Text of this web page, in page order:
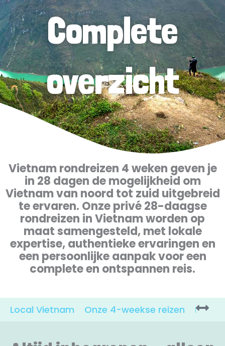
Complete
overzicht
Vietnam rondreizen 4 weken geven je
in 28 dagen de mogelijkheid om
Vietnam van noord tot zuid uitgebreid
te ervaren. Onze privé 28-daagse
rondreizen in Vietnam worden op
maat samengesteld, met lokale
expertise, authentieke ervaringen en
een persoonlijke aanpak voor een
complete en ontspannen reis.
Local Vietnam Onze 4-weekse reizen Reis